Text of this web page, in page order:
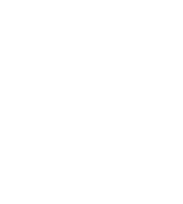
보고서를 공시합니다.